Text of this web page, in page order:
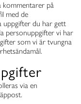
på
med de
uppgifter du har gett
personuppgifter vi har
som vi är tvungna
via en